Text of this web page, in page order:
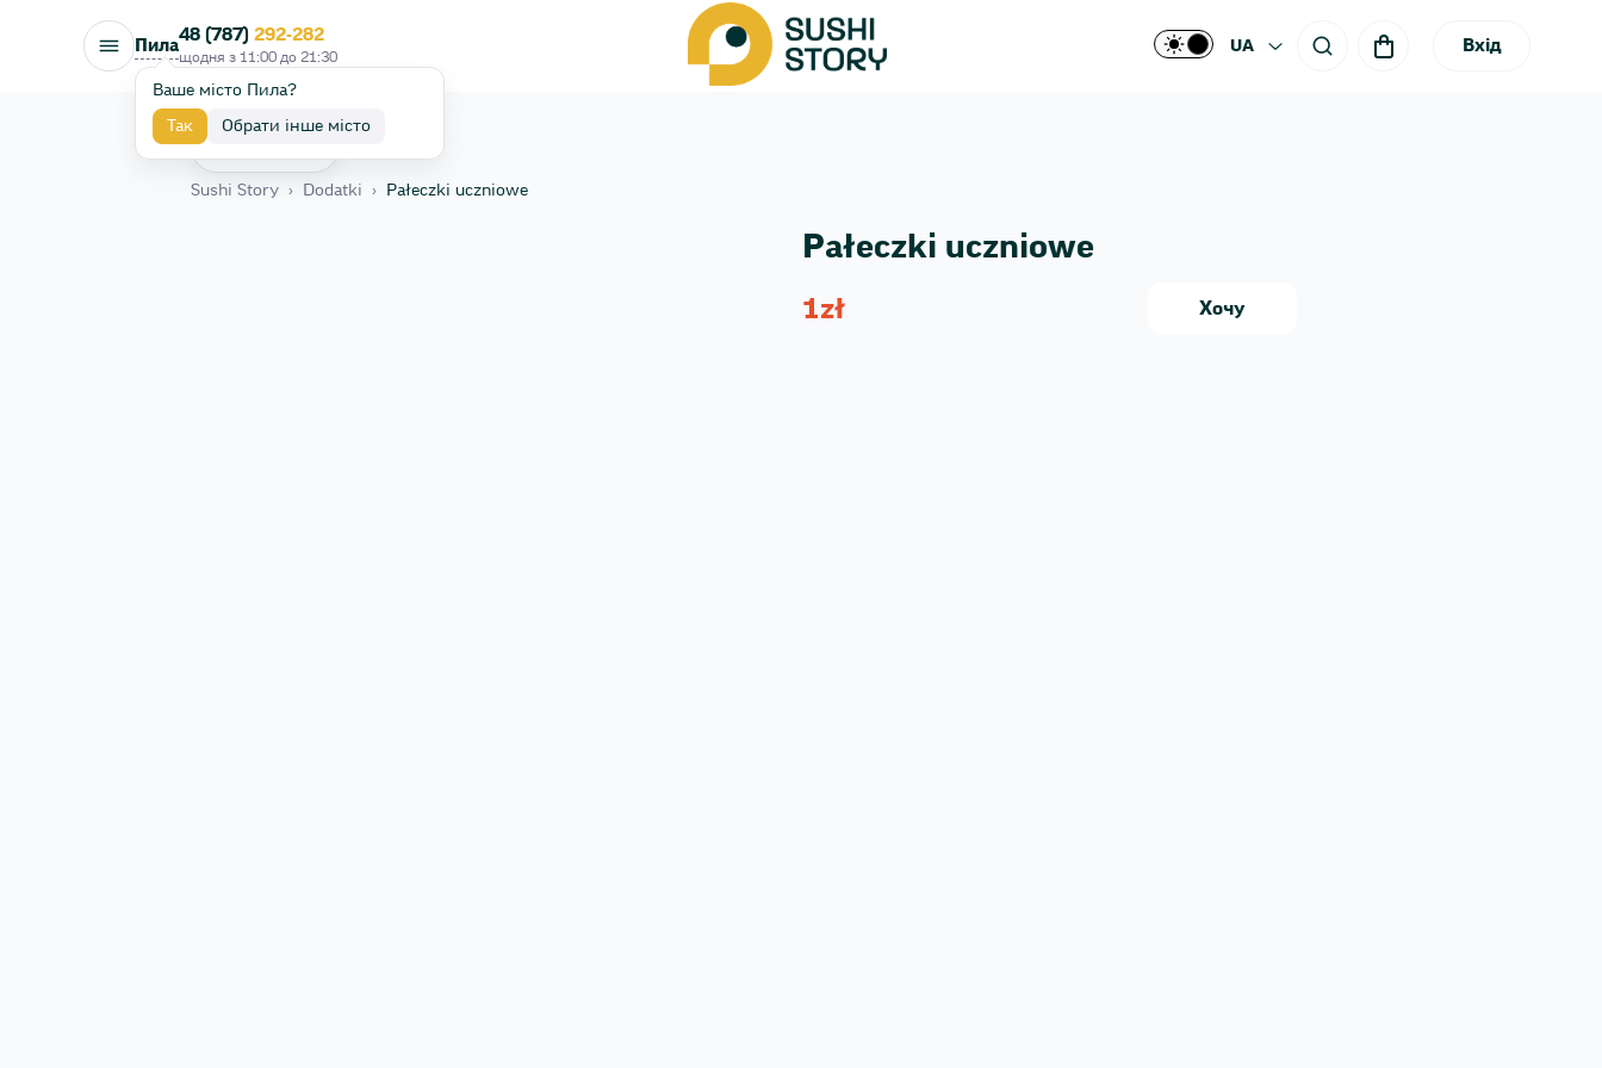
Пила
Ваше місто Пила?
Так Обрати інше місто
48 (787) 292-282
щодня з 11:00 до 21:30
UA Вхід
Sushi Story › Dodatki › Pałeczki uczniowe
Pałeczki uczniowe
1zł Хочу